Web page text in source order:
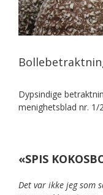
Dypsindige
menighetsblad nr. 1/
«SPIS
Det var ikke jeg som